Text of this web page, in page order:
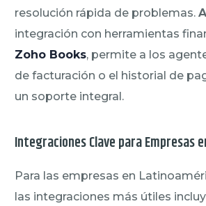
resolución rápida de problemas.
integración con herramientas
Zoho Books, permite a los
de facturación o el historial de
un soporte integral.
Integraciones Clave para Empresas
Para las empresas en
las integraciones más útiles